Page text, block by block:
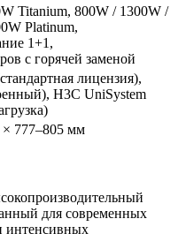
Titanium, 800W / 1300W /
Platinum,
1+1,
с горячей заменой
лицензия),
H3C UniSystem
× 777–805 мм
для современных
интенсивных